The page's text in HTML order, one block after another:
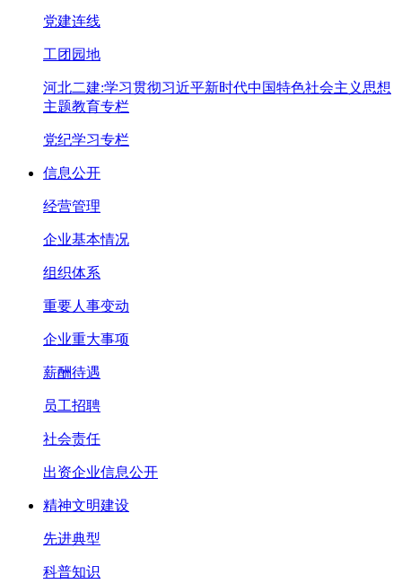
党建连线
工团园地
河北二建:学习贯彻习近平新时代中国特色社会主义思想
主题教育专栏
党纪学习专栏
信息公开
经营管理
企业基本情况
组织体系
重要人事变动
企业重大事项
薪酬待遇
员工招聘
社会责任
出资企业信息公开
精神文明建设
先进典型
科普知识